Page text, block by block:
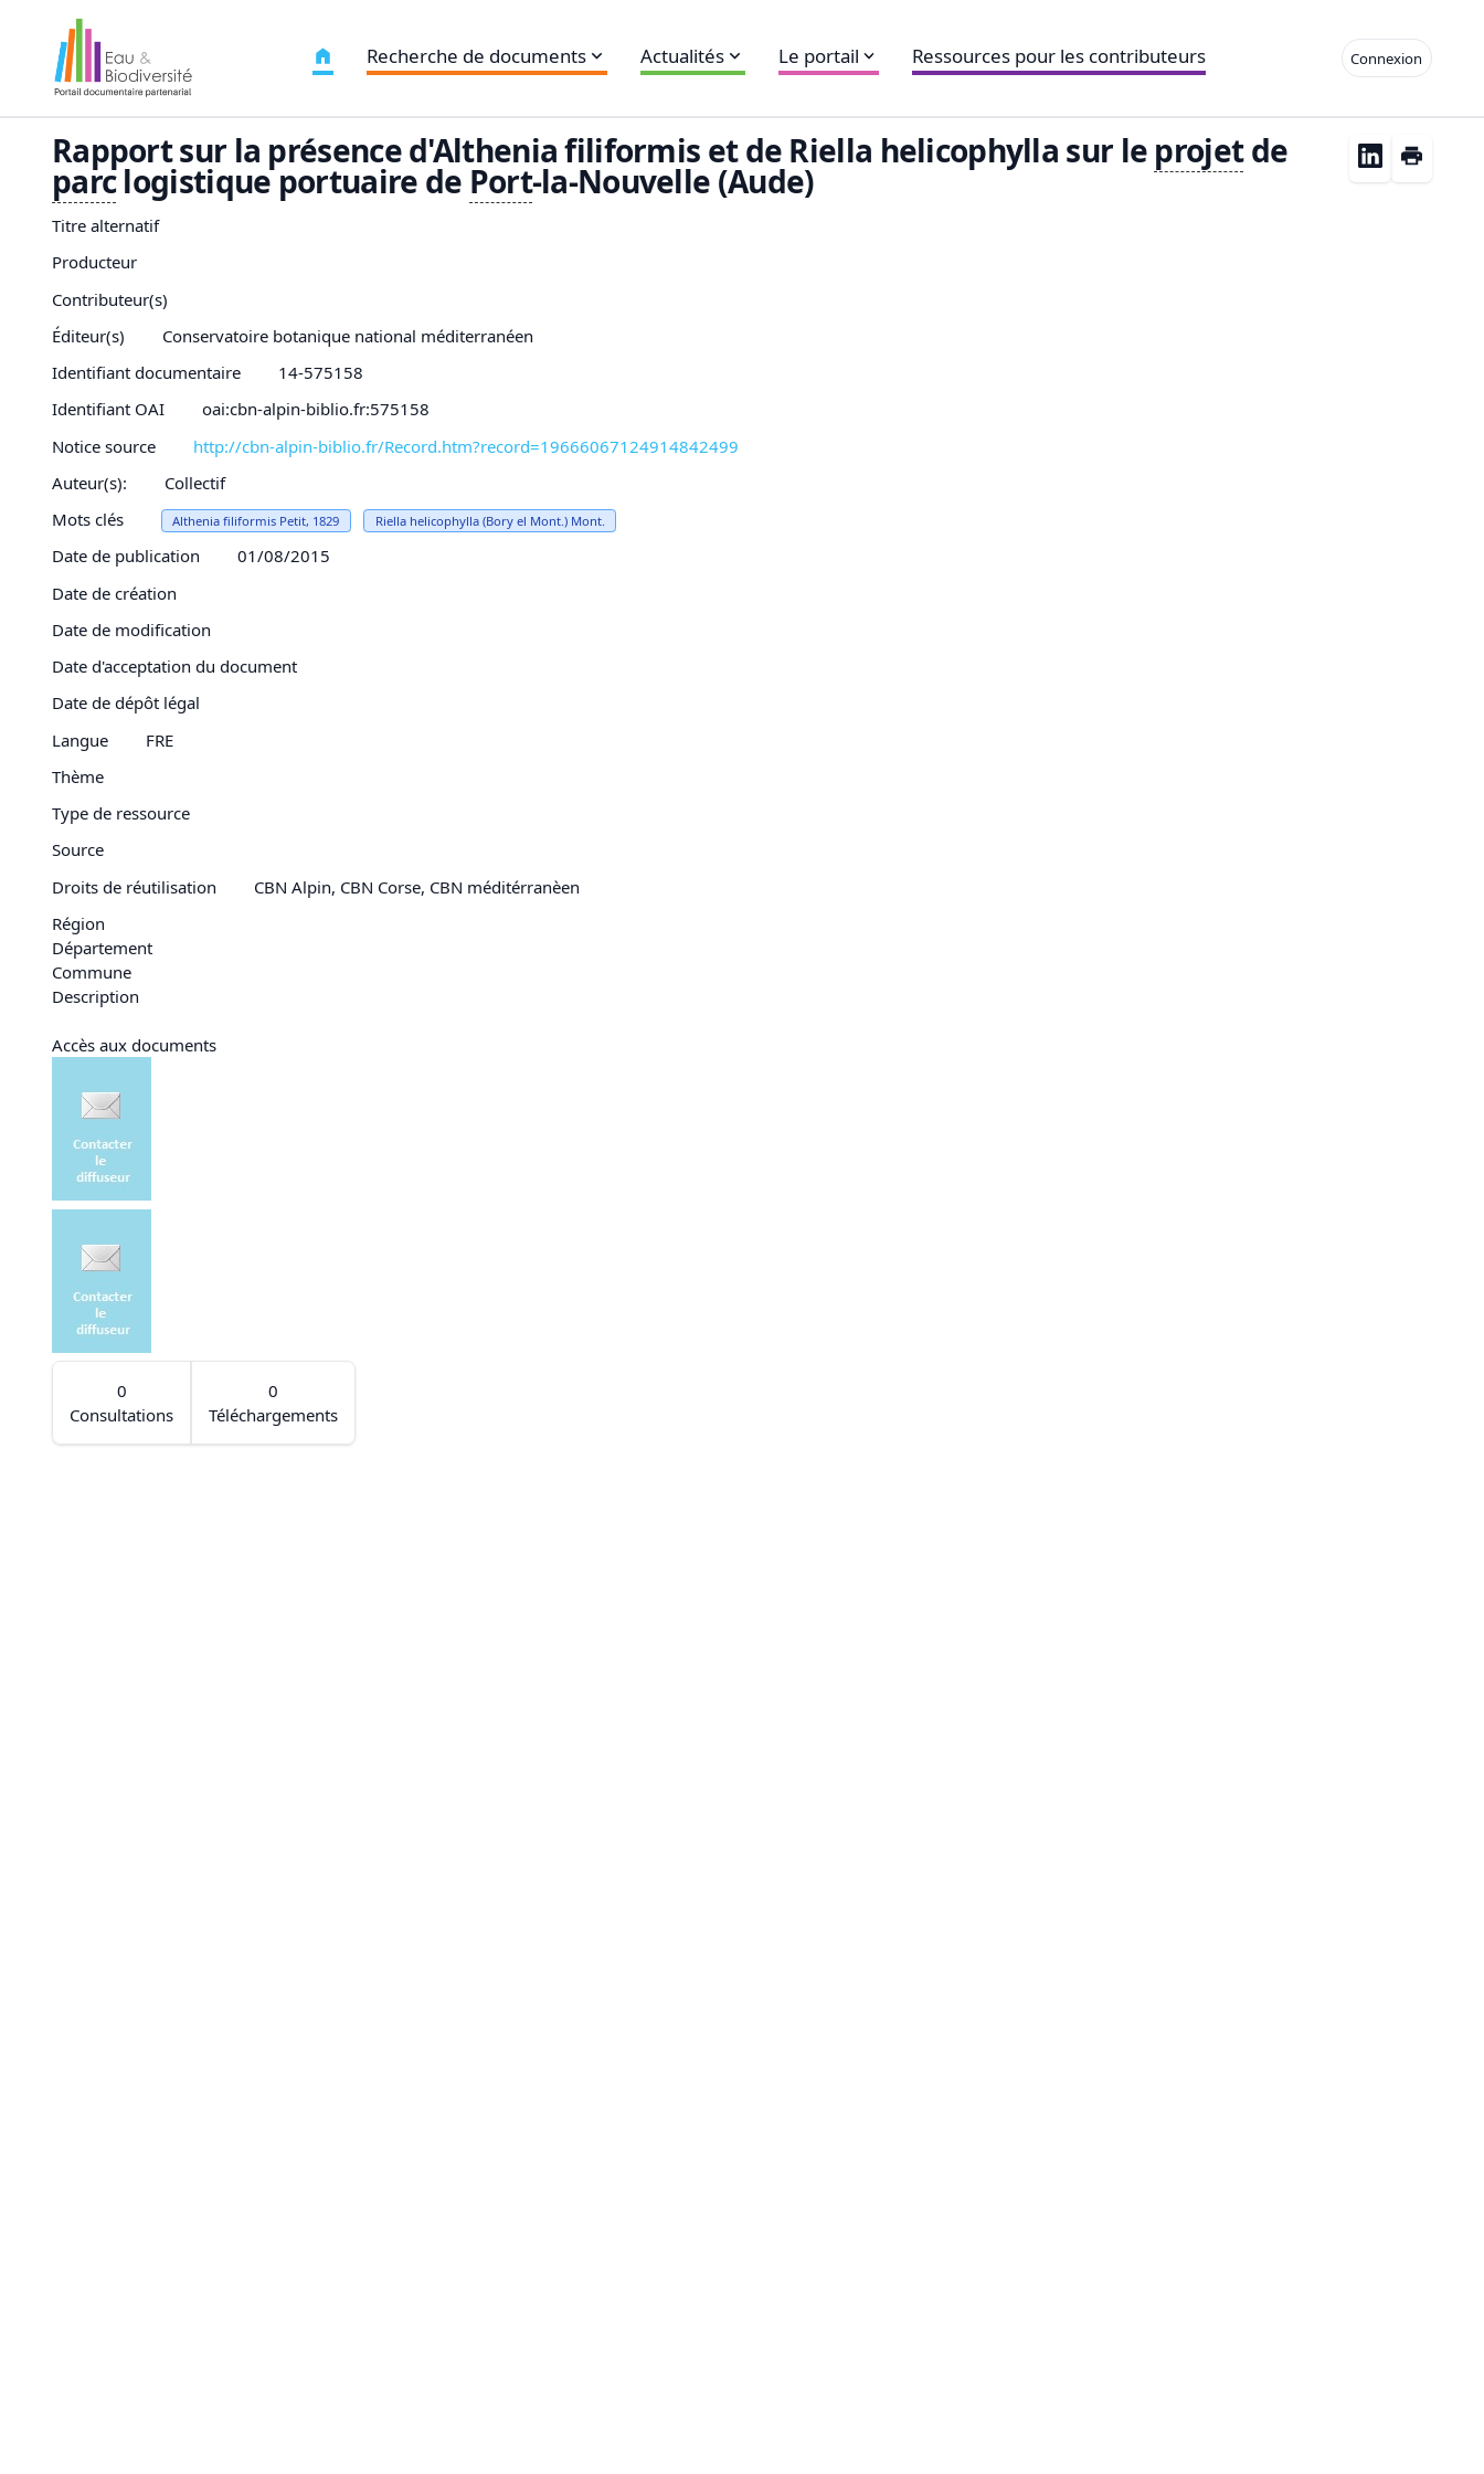
Connexion
Recherche de documents Actualités Le portail Ressources pour les contributeurs
Rapport sur la présence d'Althenia filiformis et de Riella helicophylla sur le projetde
parclogistique portuaire de Port-la-Nouvelle (Aude)
Titre alternatif
Producteur
Contributeur(s)
Éditeur(s)
Conservatoire botanique national méditerranéen
Identifiant documentaire
14-575158
Identifiant OAI
oai:cbn-alpin-biblio.fr:575158
Notice source
http://cbn-alpin-biblio.fr/Record.htm?record=19666067124914842499
Auteur(s):
Collectif
Mots clés
Althenia filiformis Petit, 1829 Riella helicophylla (Bory el Mont.) Mont.
Date de publication
01/08/2015
Date de création
Date de modification
Date d'acceptation du document
Date de dépôt légal
Langue
FRE
Thème
Type de ressource
Source
Droits de réutilisation
CBN Alpin, CBN Corse, CBN méditérranèen
Région
Département
Commune
Description
Accès aux documents
0
Consultations
0
Téléchargements